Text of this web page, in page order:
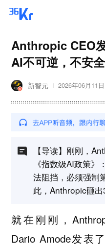
Anthropic CEO
AI不可逆，不安
新智元 2026年06月11
【导读】刚刚，
《指数级AI政策
法阻挡，必须强制
此，Anthropic砸出
就在刚刚，
Dario Amode发